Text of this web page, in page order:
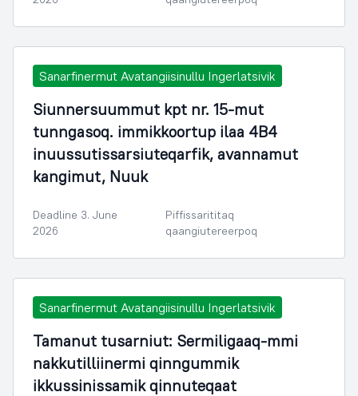
Sanarfinermut Avatangiisinullu Ingerlatsivik
Siunnersuummut kpt nr. 15-mut
tunngasoq. immikkoortup ilaa 4B4
inuussutissarsiuteqarfik, avannamut
kangimut, Nuuk
Deadline 3. June
2026
Piffissarititaq
qaangiutereerpoq
Sanarfinermut Avatangiisinullu Ingerlatsivik
Tamanut tusarniut: Sermiligaaq-mmi
nakkutilliinermi qinngummik
ikkussinissamik qinnuteqaat